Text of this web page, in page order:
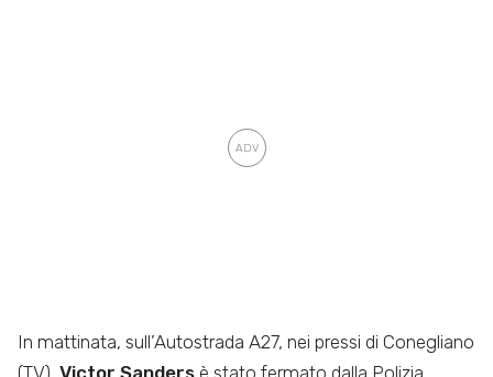
In mattinata, sull’Autostrada A27, nei pressi di Conegliano